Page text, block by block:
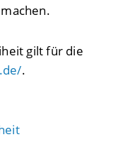
gilt für die
.